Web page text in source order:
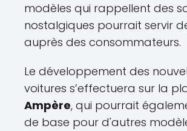
modèles qui rappellent des
nostalgiques pourrait servir
auprès des consommateurs.
Le développement des
voitures s’effectuera sur la
Ampère, qui pourrait
de base pour d'autres